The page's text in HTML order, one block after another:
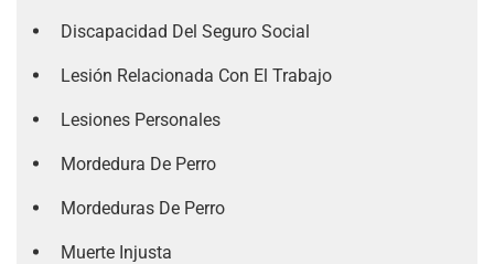
Discapacidad Del Seguro Social
Lesión Relacionada Con El Trabajo
Lesiones Personales
Mordedura De Perro
Mordeduras De Perro
Muerte Injusta